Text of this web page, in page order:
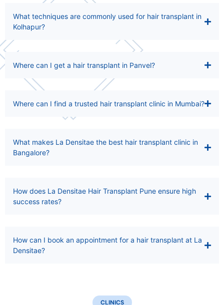
What techniques are commonly used for hair transplant in
Kolhapur?
Where can I get a hair transplant in Panvel?
Where can I find a trusted hair transplant clinic in Mumbai?
What makes La Densitae the best hair transplant clinic in
Bangalore?
How does La Densitae Hair Transplant Pune ensure high
success rates?
How can I book an appointment for a hair transplant at La
Densitae?
CLINICS